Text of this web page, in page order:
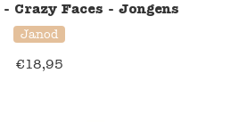
Crazy Faces - Jongens
Janod
€18,95